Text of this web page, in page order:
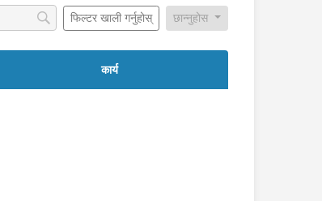
फिल्टर खाली गर्नुहोस् छान्नुहोस
कार्य